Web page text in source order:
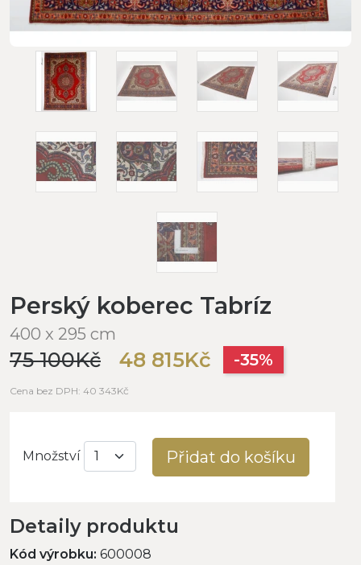
Perský koberec Tabríz
400 x 295 cm
75 100Kč 48 815Kč -35%
Cena bez DPH: 40 343Kč
Množství Přidat do košíku
Detaily produktu
Kód výrobku: 600008